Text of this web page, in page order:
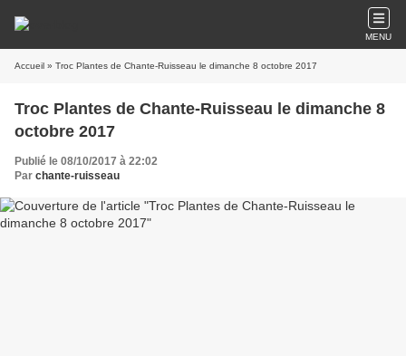
MENU
Accueil » Troc Plantes de Chante-Ruisseau le dimanche 8 octobre 2017
Troc Plantes de Chante-Ruisseau le dimanche 8
octobre 2017
Publié le 08/10/2017 à 22:02
Par chante-ruisseau